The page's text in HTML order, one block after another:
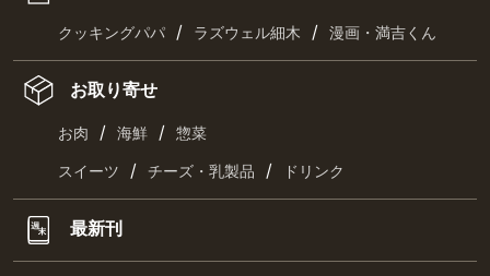
クッキングパパ / ラズウェル細木 / 漫画・満吉くん
お取り寄せ
お肉 / 海鮮 / 惣菜
スイーツ / チーズ・乳製品 / ドリンク
最新刊